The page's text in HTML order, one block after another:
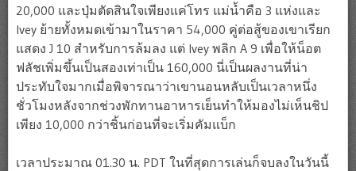
20,000 และปุ่มตัดสินใจเพียงแค่โทร แม่น้ำคือ 3 แห่งและ
Ivey ย้ายทั้งหมดเข้ามาในราคา 54,000 คู่ต่อสู้ของเขาเรียก
แสดง J 10 สำหรับการล้มลง แต่ Ivey พลิก A 9 เพื่อให้น็อต
ฟลัชเพิ่มขึ้นเป็นสองเท่าเป็น 160,000 นี่เป็นผลงานที่น่า
ประทับใจมากเมื่อพิจารณาว่าเขานอนหลับเป็นเวลาหนึ่ง
ชั่วโมงหลังจากช่วงพักทานอาหารเย็นทำให้มองไม่เห็นชิป
เพียง 10,000 กว่าชิ้นก่อนที่จะเริ่มคัมแบ็ก
เวลาประมาณ 01.30 น. PDT ในที่สุดการเล่นก็จบลงในวันนี้